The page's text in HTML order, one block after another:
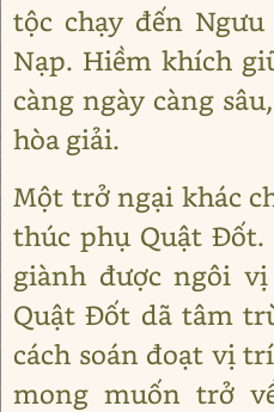
tộc chạy đến
Nạp. Hiềm khích
càng ngày càng
hòa giải.
Một trở ngại khác
thúc phụ Quật Đốt.
giành được ngôi
Quật Đốt dã tâm
cách soán đoạt vị
mong muốn trở